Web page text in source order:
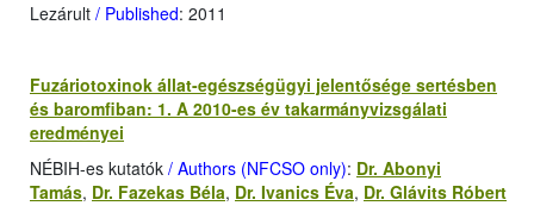
Lezárult / Published: 2011
Fuzáriotoxinok állat-egészségügyi jelentősége sertésben
és baromfiban: 1. A 2010-es év takarmányvizsgálati
eredményei
NÉBIH-es kutatók / Authors (NFCSO only): Dr. Abonyi
Tamás, Dr. Fazekas Béla, Dr. Ivanics Éva, Dr. Glávits Róbert